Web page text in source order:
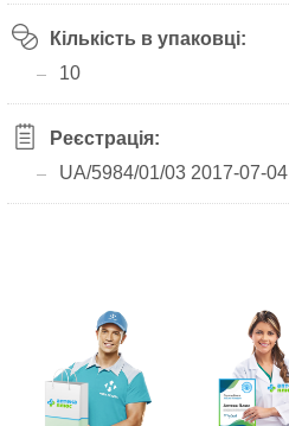
Кількість в упаковці:
10
Реєстрація:
UA/5984/01/03 2017-07-04